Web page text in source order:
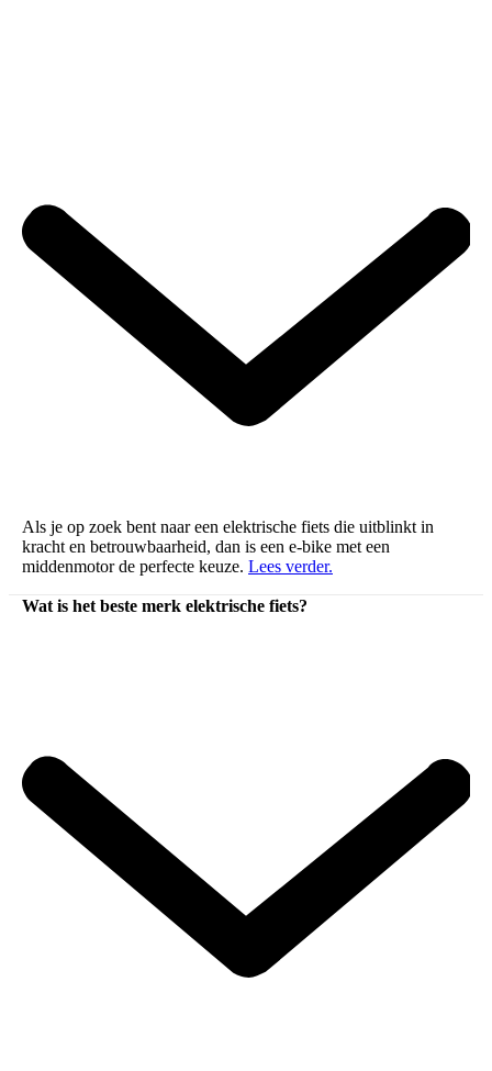
Als je op zoek bent naar een elektrische fiets die uitblinkt in
kracht en betrouwbaarheid, dan is een e-bike met een
middenmotor de perfecte keuze. Lees verder.
Wat is het beste merk elektrische fiets?